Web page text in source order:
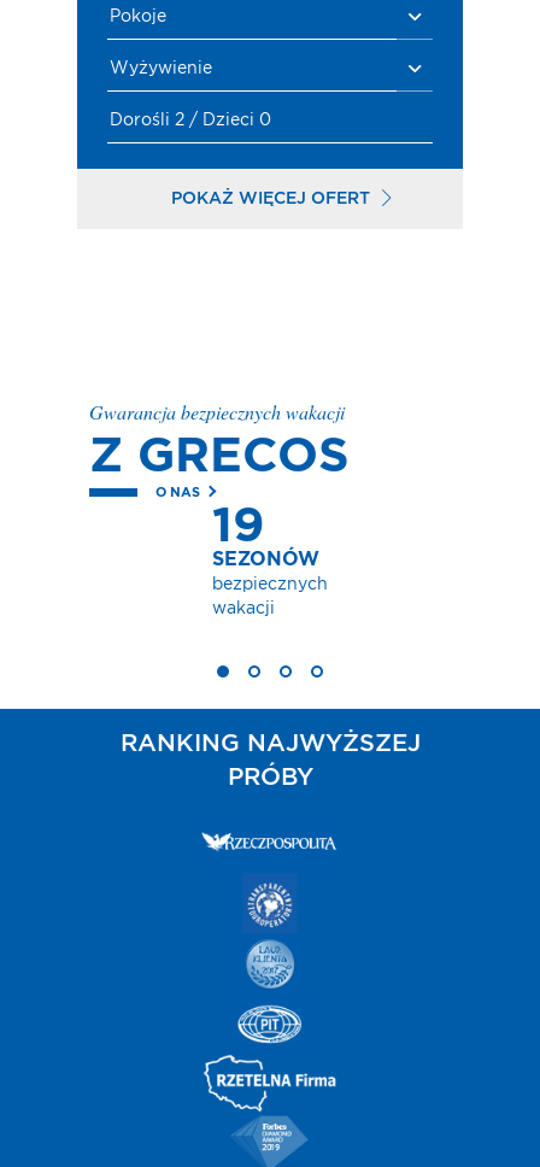
Pokoje
Wyżywienie
Dorośli 2 / Dzieci 0
POKAŻ WIĘCEJ OFERT
Gwarancja bezpiecznych wakacji
Z GRECOS
O NAS
19
SEZONÓW
bezpiecznych
wakacji
RANKING NAJWYŻSZEJ
PRÓBY